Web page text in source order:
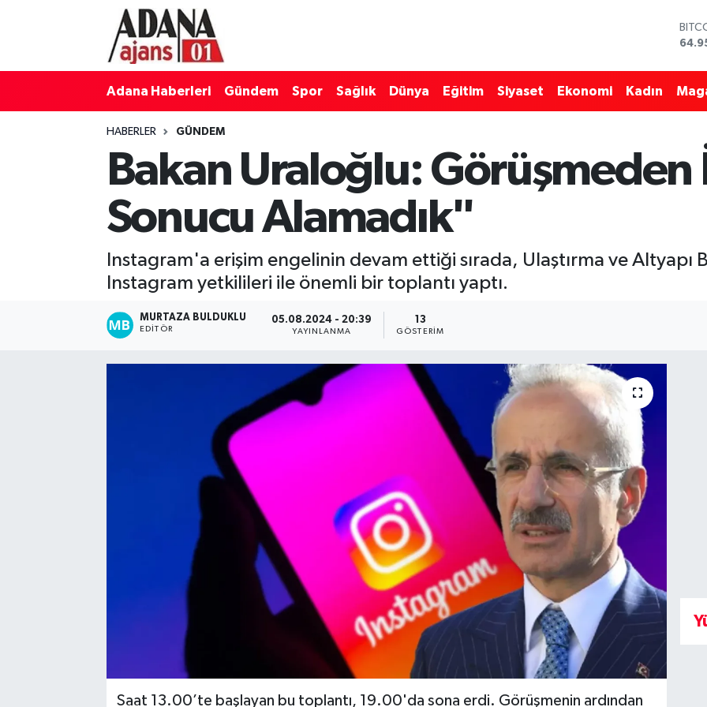
Adana Haberleri Gündem Spor Sağlık Dünya Eğitim Siyaset Ekonomi Kadın
HABERLER GÜNDEM
Bakan Uraloğlu:
Sonucu Alamadık"
Instagram'a erişim engelinin devam ettiği sırada, Ulaştırma ve Altyapı
Instagram yetkilileri ile önemli bir toplantı yaptı.
MURTAZA BULDUKLU
EDITÖR
05.08.2024 - 20:39
YAYINLANMA
13
GÖSTERIM
Saat 13.00’te başlayan bu toplantı, 19.00'da sona erdi. Görüşmenin ardından
Adana Haberleri
Adana Nöbetçi Eczaneler
Adana Hava Durumu
Adana Trafik Yoğunluk Haritası
Süper Lig Puan Durumu ve Fikstür
Tüm Manşetler
Haber Arşivi